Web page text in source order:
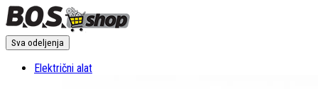
Sva odeljenja
Električni alat